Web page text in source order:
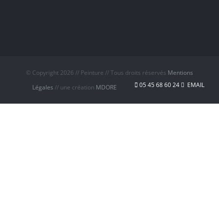
© Copyright 2026 // Peinture // Tous droits réservés Mentions
Légales // une création MDORE 05 45 68 60 24 EMAIL